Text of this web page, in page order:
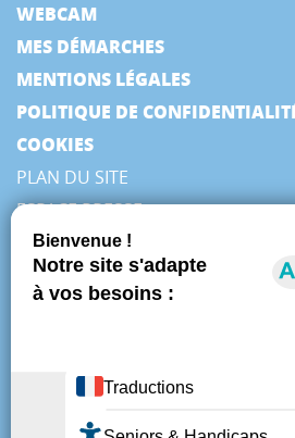
WEBCAM
MES DÉMARCHES
MENTIONS LÉGALES
POLITIQUE DE
COOKIES
PLAN DU SITE
ESPACE PRESSE